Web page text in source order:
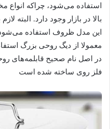
استفاده می‌شود، چراکه انواع
بالا در بازار وجود دارد. البته
این مدل ظروف استفاده
معمولا از دیگ روحی بزرگ
در اصل نام صحیح قابلمه‌های
فلز روی ساخته شده است